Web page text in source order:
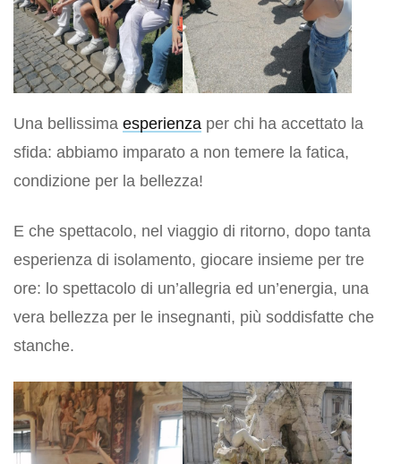
Una bellissima esperienza per chi ha accettato la
sfida: abbiamo imparato a non temere la fatica,
condizione per la bellezza!
E che spettacolo, nel viaggio di ritorno, dopo tanta
esperienza di isolamento, giocare insieme per tre
ore: lo spettacolo di un’allegria ed un’energia, una
vera bellezza per le insegnanti, più soddisfatte che
stanche.